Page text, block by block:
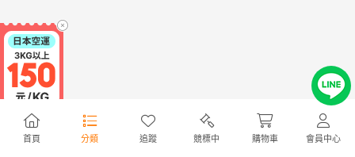
首頁 分類 追蹤 競標中 購物車 會員中心